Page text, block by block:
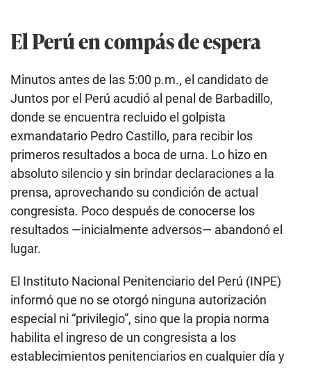
El Perú en compás de espera
Minutos antes de las 5:00 p.m., el candidato de
Juntos por el Perú acudió al penal de Barbadillo,
donde se encuentra recluido el golpista
exmandatario Pedro Castillo, para recibir los
primeros resultados a boca de urna. Lo hizo en
absoluto silencio y sin brindar declaraciones a la
prensa, aprovechando su condición de actual
congresista. Poco después de conocerse los
resultados —inicialmente adversos— abandonó el
lugar.
El Instituto Nacional Penitenciario del Perú (INPE)
informó que no se otorgó ninguna autorización
especial ni “privilegio”, sino que la propia norma
habilita el ingreso de un congresista a los
establecimientos penitenciarios en cualquier día y